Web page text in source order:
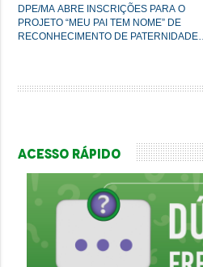
DPE/MA ABRE INSCRIÇÕES PARA O
PROJETO “MEU PAI TEM NOME” DE
RECONHECIMENTO DE PATERNIDADE E
Acesso Rápido